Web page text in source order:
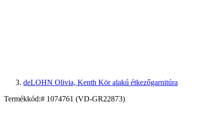
deLOHN Olivia, Kenth Kör alakú étkezőgarnitúra
Termékkód:# 1074761 (VD-GR22873)